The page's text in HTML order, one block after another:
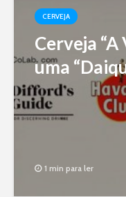
CERVEJA
Cerveja “A
uma
1 min para ler